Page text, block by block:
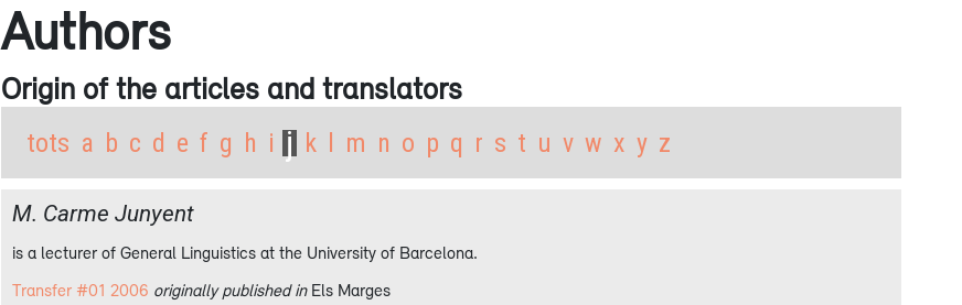
Authors
Origin of the articles and translators
tots a b c d e f g h i j k l m n o p q r s t u v w x y z
M. Carme Junyent
is a lecturer of General Linguistics at the University of Barcelona.
Transfer #01 2006 originally published in Els Marges